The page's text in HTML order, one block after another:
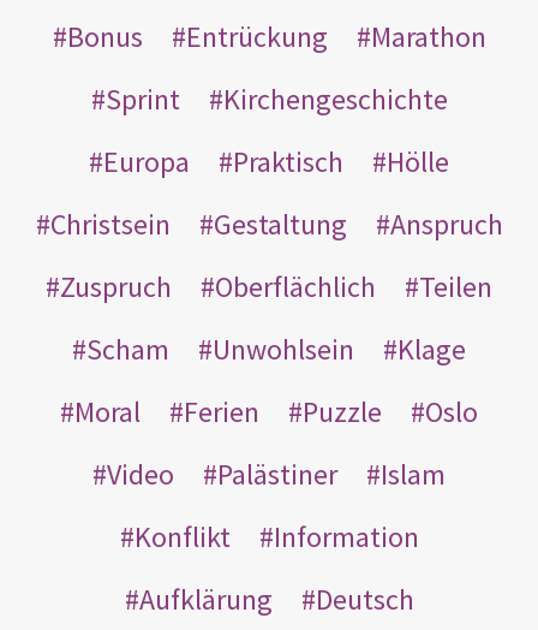
Bonus
Entrückung
Marathon
Sprint
Kirchengeschichte
Europa
Praktisch
Hölle
Christsein
Gestaltung
Anspruch
Zuspruch
Oberflächlich
Teilen
Scham
Unwohlsein
Klage
Moral
Ferien Puzzle
Oslo
Video
Palästiner
Islam
Konflikt
Information
Aufklärung
Deutsch